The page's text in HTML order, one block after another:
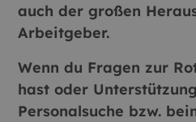
auch der großen
Arbeitgeber.
Wenn du Fragen zur
hast oder
Personalsuche bzw.